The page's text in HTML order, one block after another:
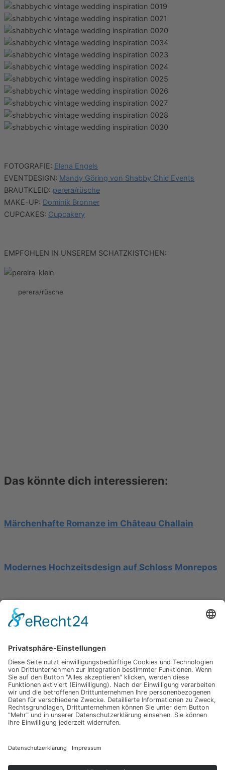
FOTOGRAFIE: Elena Engels
EVENTDESIGN: Mandy Göring von Shabby Chic Events
BRAUTKLEID: perera/rüsche
MAKE-UP: Dominik Bronner
CUPCAKES: Cupcakery
EMPFOHLEN IN UNSEREM SCHATZKISTCHEN:
perera/rüsche
Das könnte dich interessieren:
Märchenhafte Romanze im Château Challain
Modernes Hochzeitsdesign auf Schloss Monrepos
Hochzeit am Gardasee auf einer Segelyacht
Impressum
Werbung
About
Einsendung
AGB
Datenschutzerklärung
About